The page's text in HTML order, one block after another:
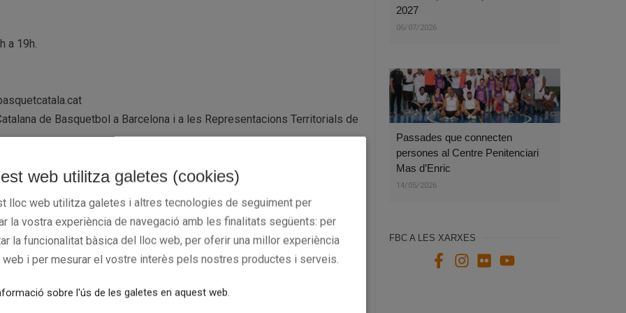
a 19h.
de Basquetbol a Barcelona i a les Representacions Territorials de
Guipúscoa, 27, planta baixa – Barcelona)
Girona)
– Lleida)
sort us acompanyi!
2027
06/07/2026
Passades que connecten
persones al Centre Penitenciari
Mas d’Enric
14/05/2026
FBC A LES XARXES
web utilitza galetes (cookies)
lloc web utilitza galetes i altres tecnologies de seguiment per
la vostra experiència de navegació amb les finalitats següents: per
la funcionalitat bàsica del lloc web, per oferir una millor experiència
web i per mesurar el vostre interès pels nostres productes i serveis.
sobre l'ús de les galetes en aquest web.